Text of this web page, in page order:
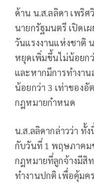
ด้าน น.ส.ลลิดา เพริ
นายกรัฐมนตรี เปิดเ
วันแรงงานแห่งชาติ
หยุดเพิ่มขึ้นไม่น้อยก
และหากมีการทำงาน
น้อยกว่า 3 เท่าของอั
กฎหมายกำหนด
น.ส.ลลิดากล่าวว่า ทั้
กับวันที่ 1 พฤษภาคม
กฎหมายที่ลูกจ้างมีสิ
ทำงานปกติ เพื่อคุ้มค